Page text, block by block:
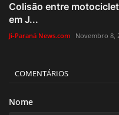
Colisão entre
em J...
Ji-Paraná News.com Novembro 8,
COMENTÁRIOS
Nome